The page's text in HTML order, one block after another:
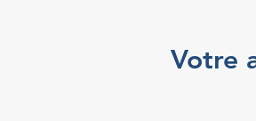
Votre